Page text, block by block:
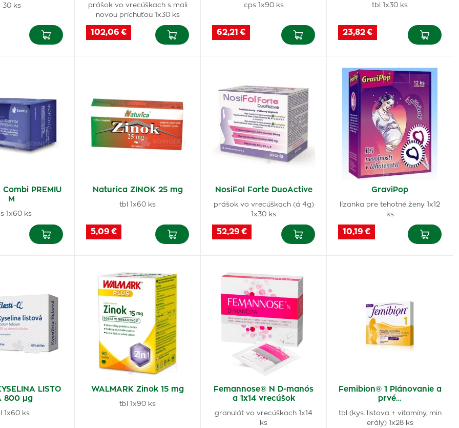
30 ks
prášok vo vrecúškach s mali
novou príchuťou 1x30 ks
102,06 €
cps 1x90 ks
62,21 €
tbl 1x30 ks
23,82 €
Combi PREMIU
M
1x60 ks
Naturica ZINOK 25 mg
tbl 1x60 ks
5,09 €
NosiFol Forte DuoActive
prášok vo vrecúškach (á 4g)
1x30 ks
52,29 €
GraviPop
lízanka pre tehotné ženy 1x12
ks
10,19 €
LISTO
800 μg
1x60 ks
WALMARK Zinok 15 mg
tbl 1x90 ks
Femannose® N D-manós
a 1x14 vrecúšok
granulát vo vrecúškach 1x14
ks
Femibion® 1 Plánovanie a
prvé…
tbl (kys. listova + vitamíny, min
erály) 1x28 ks